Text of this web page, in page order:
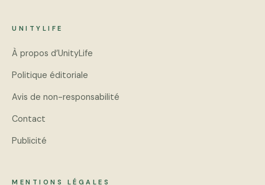
UNITYLIFE
À propos d’UnityLife
Politique éditoriale
Avis de non-responsabilité
Contact
Publicité
MENTIONS LÉGALES